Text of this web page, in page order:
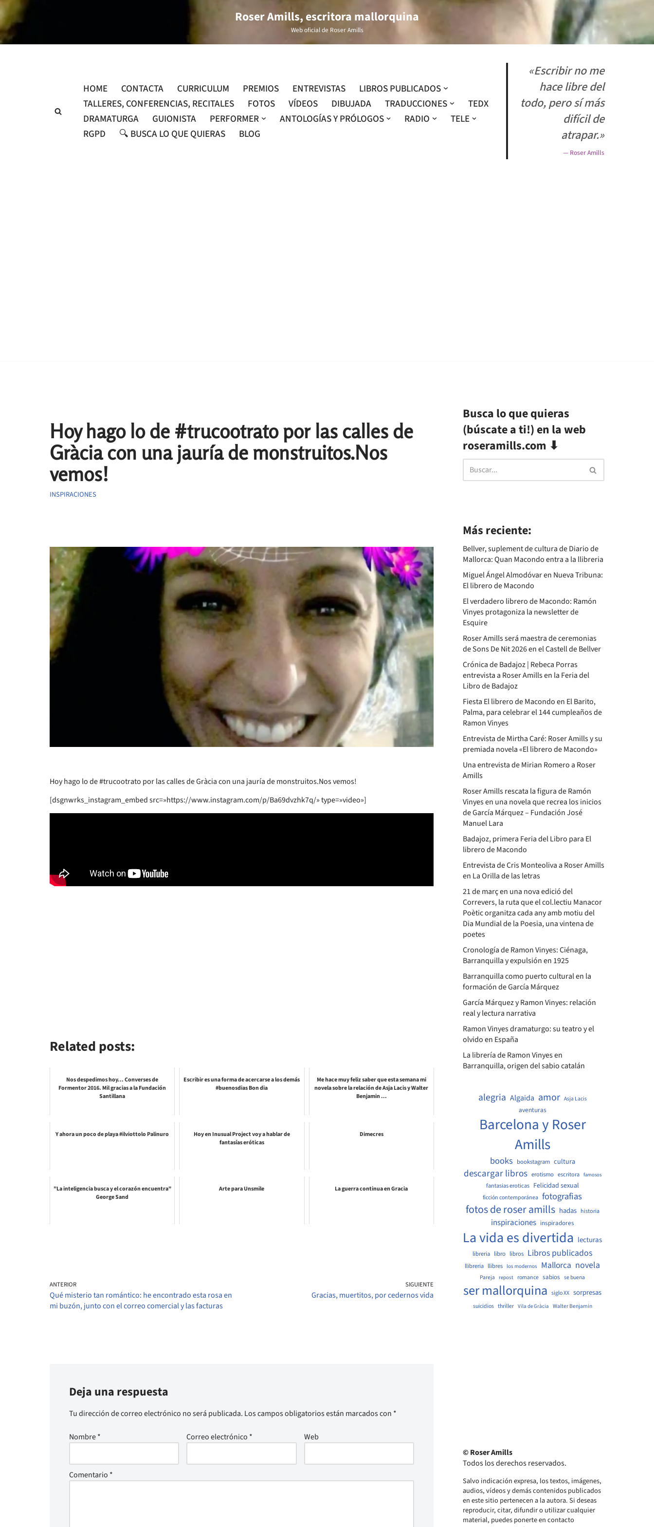
Saltar
al
contenido
Roser Amills, escritora mallorquina
Web oficial de Roser Amills
HOME CONTACTA CURRICULUM PREMIOS ENTREVISTAS
LIBROS PUBLICADOS
TALLERES, CONFERENCIAS, RECITALES
FOTOS VÍDEOS DIBUJADA TRADUCCIONES
TEDX
DRAMATURGA
GUIONISTA PERFORMER ANTOLOGÍAS Y PRÓLOGOS RADIO
TELE
RGPD
🔍 BUSCA LO QUE QUIERAS BLOG
«Escribir no me
hace libre del
todo, pero sí más
difícil de
atrapar.»
— Roser Amills
Hoy hago lo de #trucootrato por las calles de
Gràcia con una jauría de monstruitos.Nos
vemos!
INSPIRACIONES
Hoy hago lo de #trucootrato por las calles de Gràcia con una jauría de monstruitos.Nos vemos!
[dsgnwrks_instagram_embed src=»https://www.instagram.com/p/Ba69dvzhk7q/» type=»video»]
Related posts:
Nos despedimos hoy... Converses de
Formentor 2016. Mil gracias a la Fundación
Santillana
Escribir es una forma de acercarse a los demás
#buenosdias Bon dia
Me hace muy feliz saber que esta semana mi
novela sobre la relación de Asja Lacis y Walter
Benjamin ...
Y ahora un poco de playa #ilviottolo Palinuro
Hoy en Inusual Project voy a hablar de
fantasías eróticas
Dimecres
"La inteligencia busca y el corazón encuentra"
George Sand
Arte para Unsmile La guerra continua en Gracia
ANTERIOR
Qué misterio tan romántico: he encontrado esta rosa en
mi buzón, junto con el correo comercial y las facturas
SIGUIENTE
Gracias, muertitos, por cedernos vida
Deja una respuesta
Tu dirección de correo electrónico no será publicada. Los campos obligatorios están marcados con *
Nombre* Correo electrónico * Web
Comentario *
Busca lo que quieras
(búscate a ti!) en la web
roseramills.com ⬇
Más reciente:
Bellver, suplement de cultura de Diario de
Mallorca: Quan Macondo entra a la llibreria
Miguel Ángel Almodóvar en Nueva Tribuna:
El librero de Macondo
El verdadero librero de Macondo: Ramón
Vinyes protagoniza la newsletter de
Esquire
Roser Amills será maestra de ceremonias
de Sons De Nit 2026 en el Castell de Bellver
Crónica de Badajoz | Rebeca Porras
entrevista a Roser Amills en la Feria del
Libro de Badajoz
Fiesta El librero de Macondo en El Barito,
Palma, para celebrar el 144 cumpleaños de
Ramon Vinyes
Entrevista de Mirtha Caré: Roser Amills y su
premiada novela «El librero de Macondo»
Una entrevista de Mirian Romero a Roser
Amills
Roser Amills rescata la figura de Ramón
Vinyes en una novela que recrea los inicios
de García Márquez – Fundación José
Manuel Lara
Badajoz, primera Feria del Libro para El
librero de Macondo
Entrevista de Cris Monteoliva a Roser Amills
en La Orilla de las letras
21 de març en una nova edició del
Correvers, la ruta que el col.lectiu Manacor
Poètic organitza cada any amb motiu del
Dia Mundial de la Poesia, una vintena de
poetes
Cronología de Ramon Vinyes: Ciénaga,
Barranquilla y expulsión en 1925
Barranquilla como puerto cultural en la
formación de García Márquez
García Márquez y Ramon Vinyes: relación
real y lectura narrativa
Ramon Vinyes dramaturgo: su teatro y el
olvido en España
La librería de Ramon Vinyes en
Barranquilla, origen del sabio catalán
alegria Algaida amor Asja Lacis
aventuras
Barcelona y Roser
Amills
books bookstagram cultura
descargar libros erotismo escritora famosos
fantasias eroticas Felicidad sexual
ficción contemporánea fotografias
fotos de roser amills hadas historia
inspiraciones inspiradores
La vida es divertida lecturas
libreria libro libros Libros publicados
llibreria llibres los modernos Mallorca novela
Pareja repost romance sabios se buena
ser mallorquina siglo XX sorpresas
suicidios thriller Vila de Gràcia Walter Benjamin
© Roser Amills
Todos los derechos reservados.
Salvo indicación expresa, los textos, imágenes,
audios, vídeos y demás contenidos publicados
en este sitio pertenecen a la autora. Si deseas
reproducir, citar, difundir o utilizar cualquier
material, puedes ponerte en contacto